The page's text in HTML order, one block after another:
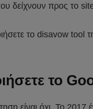
δείχνουν προς το
το disavow tool
το
είναι όχι. Το 2017